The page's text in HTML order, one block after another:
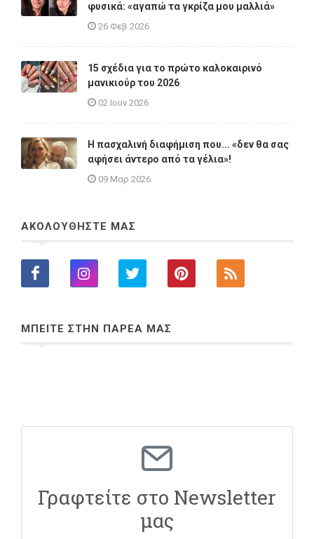
φυσικά: «αγαπώ τα γκρίζα μου μαλλιά»
26 Φεβ 2026
15 σχέδια για το πρώτο καλοκαιρινό
μανικιούρ του 2026
02 Ιουν 2026
Η πασχαλινή διαφήμιση που... «δεν θα σας
αφήσει άντερο από τα γέλια»!
09 Μαρ 2026
ΑΚΟΛΟΥΘΗΣΤΕ ΜΑΣ
ΜΠΕΙΤΕ ΣΤΗΝ ΠΑΡΕΑ ΜΑΣ
Γραφτείτε στο Newsletter
μας